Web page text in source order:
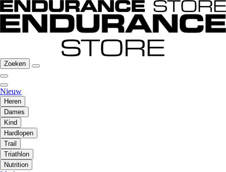
Zoeken
Nieuw
Heren
Dames
Kind
Hardlopen
Trail
Triathlon
Nutrition